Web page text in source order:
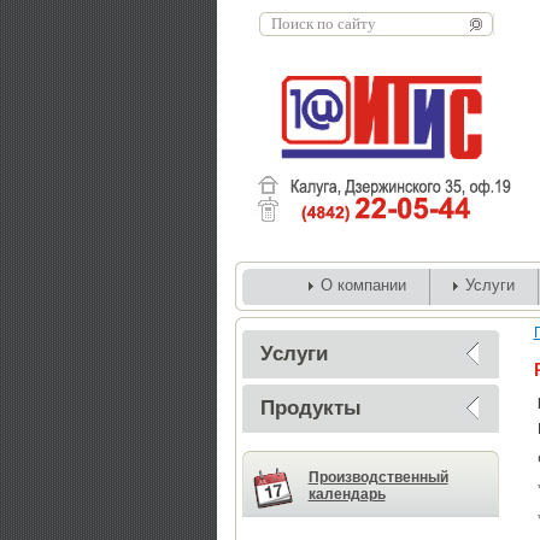
О компании Услуги
Услуги
Продукты
Производственный
календарь